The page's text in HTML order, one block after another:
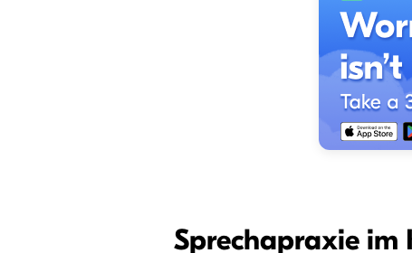
Sprechapraxie im